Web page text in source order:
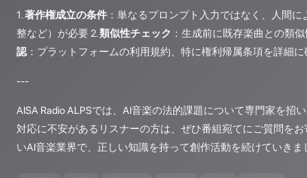
1.著作権成立の条件 ：単なるプロンプト入力ではなく、人間
整など）が必要 2.類似性チェック ：生成前に既存楽曲との類
認：プラットフォームの利用規約、特に権利帰属条項を詳細に
---
AISA Radio ALPSでは、AI音楽の法的課題について専門家を招
対応に不安があるリスナーの方は、ぜひ番組宛てにご質問を
いAI音楽業界で、正しい知識を持って創作活動を続けていきま